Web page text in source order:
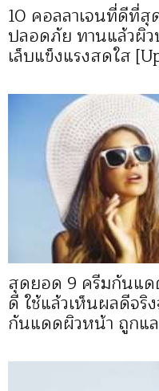
10 คอลลาเจนที่ดีที่
ปลอดภัย ทานแล้วผิ
เล็บแข็งแรงสดใส
สุดยอด 9 ครีมกันแ
ดี ใช้แล้วเห็นผลดีจ
กันแดดผิวหน้า ถูกแ